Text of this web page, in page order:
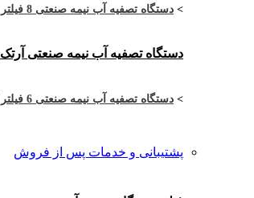
> دستگاه تصفیه آب نیمه صنعتی 8 فیلتر زینود 400 گالن مدل ASI4002PL
دستگاه تصفیه آب نیمه صنعتی آرتک
> دستگاه تصفیه آب نیمه صنعتی 6 فیلتر آرتک 800 گالن مدل ARTEC-2RO6-800G
پشتیبانی و خدمات پس از فروش